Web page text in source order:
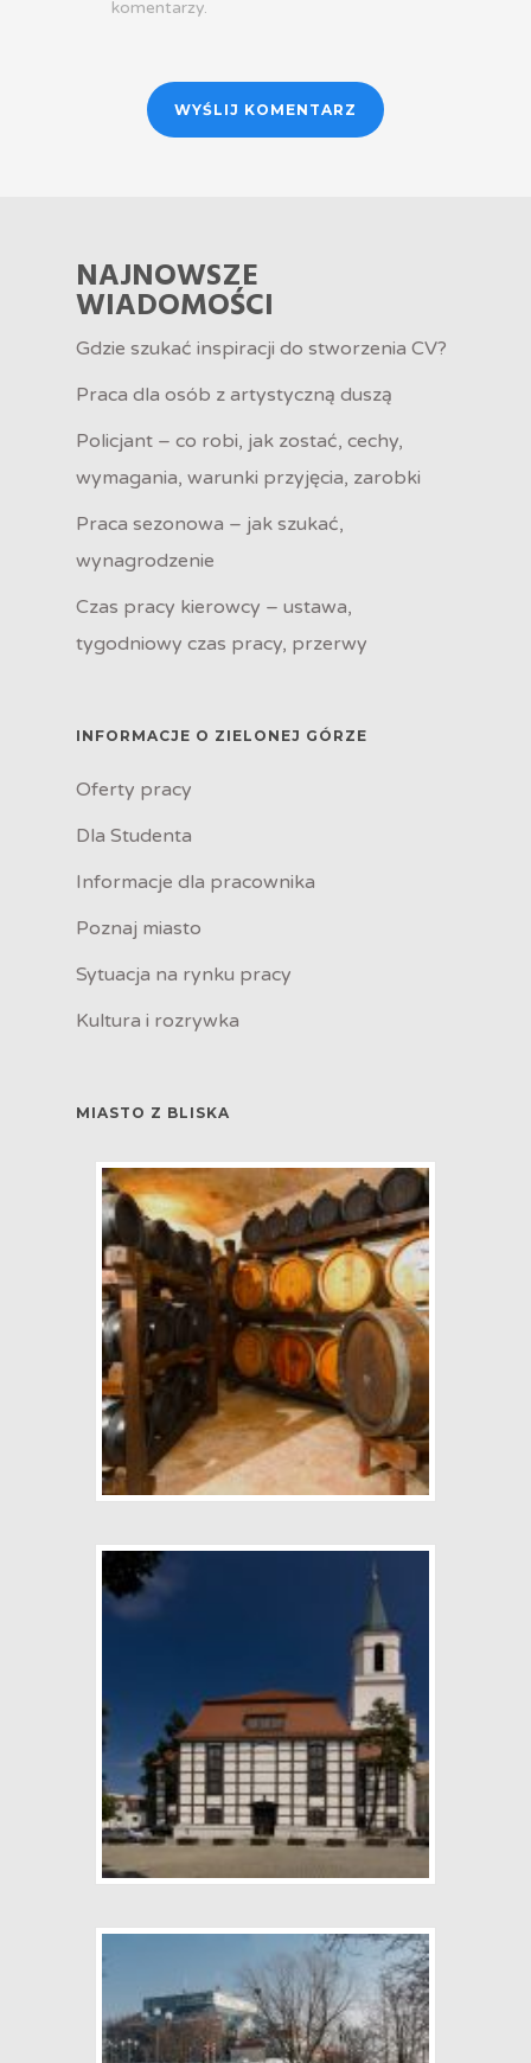
komentarzy.
NAJNOWSZE
WIADOMOŚCI
Gdzie szukać inspiracji do stworzenia CV?
Praca dla osób z artystyczną duszą
Policjant – co robi, jak zostać, cechy,
wymagania, warunki przyjęcia, zarobki
Praca sezonowa – jak szukać,
wynagrodzenie
Czas pracy kierowcy – ustawa,
tygodniowy czas pracy, przerwy
INFORMACJE O ZIELONEJ GÓRZE
Oferty pracy
Dla Studenta
Informacje dla pracownika
Poznaj miasto
Sytuacja na rynku pracy
Kultura i rozrywka
MIASTO Z BLISKA